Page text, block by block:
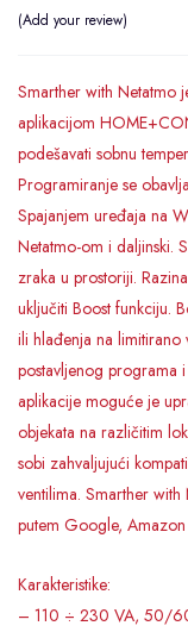
Add your review
Smarther with Netatmo
aplikacijom
podešavati sobnu
Programiranje se
Spajanjem uređaja na
Netatmo-om i daljinski.
zraka u prostoriji.
uključiti Boost funkciju.
ili hlađenja na
postavljenog programa
aplikacije moguće je
objekata na različitim
sobi zahvaljujući
ventilima. Smarther
putem Google, Amazon
Karakteristike:
– 110 ÷ 230 VA, 50/